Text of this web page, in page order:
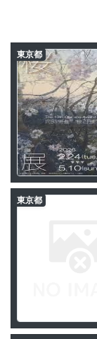
東京都
東京都